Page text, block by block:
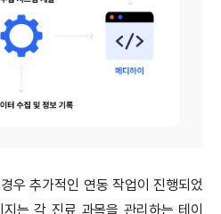
우 추가적인 연동 작업이 진행되었
는 각 진료 과목을 관리하는 테이